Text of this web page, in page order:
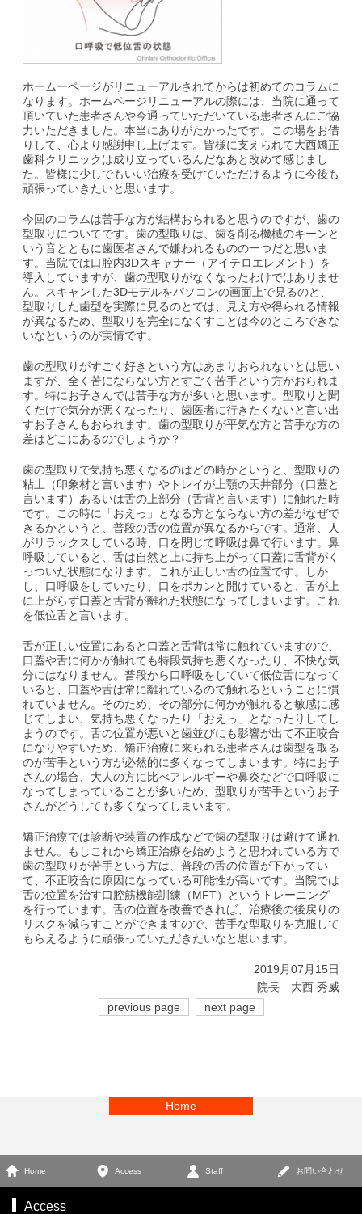
ホームーページがリニューアルされてからは初めてのコラムに
なります。ホームページリニューアルの際には、当院に通って
頂いていた患者さんや今通っていただいている患者さんにご協
力いただきました。本当にありがたかったです。この場をお借
りして、心より感謝申し上げます。皆様に支えられて大西矯正
歯科クリニックは成り立っているんだなあと改めて感じまし
た。皆様に少しでもいい治療を受けていただけるように今後も
頑張っていきたいと思います。
今回のコラムは苦手な方が結構おられると思うのですが、歯の
型取りについてです。歯の型取りは、歯を削る機械のキーンと
いう音とともに歯医者さんで嫌われるものの一つだと思いま
す。当院では口腔内3Dスキャナー（アイテロエレメント）を
導入していますが、歯の型取りがなくなったわけではありませ
ん。スキャンした3Dモデルをパソコンの画面上で見るのと、
型取りした歯型を実際に見るのとでは、見え方や得られる情報
が異なるため、型取りを完全になくすことは今のところできな
いなというのが実情です。
歯の型取りがすごく好きという方はあまりおられないとは思い
ますが、全く苦にならない方とすごく苦手という方がおられま
す。特にお子さんでは苦手な方が多いと思います。型取りと聞
くだけで気分が悪くなったり、歯医者に行きたくないと言い出
すお子さんもおられます。歯の型取りが平気な方と苦手な方の
差はどこにあるのでしょうか？
歯の型取りで気持ち悪くなるのはどの時かというと、型取りの
粘土（印象材と言います）やトレイが上顎の天井部分（口蓋と
言います）あるいは舌の上部分（舌背と言います）に触れた時
です。この時に「おえっ」となる方とならない方の差がなぜで
きるかというと、普段の舌の位置が異なるからです。通常、人
がリラックスしている時、口を閉じて呼吸は鼻で行います。鼻
呼吸していると、舌は自然と上に持ち上がって口蓋に舌背がく
っついた状態になります。これが正しい舌の位置です。しか
し、口呼吸をしていたり、口をポカンと開けていると、舌が上
に上がらず口蓋と舌背が離れた状態になってしまいます。これ
を低位舌と言います。
舌が正しい位置にあると口蓋と舌背は常に触れていますので、
口蓋や舌に何かが触れても特段気持ち悪くなったり、不快な気
分にはなりません。普段から口呼吸をしていて低位舌になって
いると、口蓋や舌は常に離れているので触れるということに慣
れていません。そのため、その部分に何かが触れると敏感に感
じてしまい、気持ち悪くなったり「おえっ」となったりしてし
まうのです。舌の位置が悪いと歯並びにも影響が出て不正咬合
になりやすいため、矯正治療に来られる患者さんは歯型を取る
のが苦手という方が必然的に多くなってしまいます。特にお子
さんの場合、大人の方に比べアレルギーや鼻炎などで口呼吸に
なってしまっていることが多いため、型取りが苦手というお子
さんがどうしても多くなってしまいます。
矯正治療では診断や装置の作成などで歯の型取りは避けて通れ
ません。もしこれから矯正治療を始めようと思われている方で
歯の型取りが苦手という方は、普段の舌の位置が下がってい
て、不正咬合に原因になっている可能性が高いです。当院では
舌の位置を治す口腔筋機能訓練（MFT）というトレーニング
を行っています。舌の位置を改善できれば、治療後の後戻りの
リスクを減らすことができますので、苦手な型取りを克服して
もらえるように頑張っていただきたいなと思います。
2019月07月15日
院長 大西 秀威
previous page
next page
Home
Home Access Staff お問い合わせ
Access